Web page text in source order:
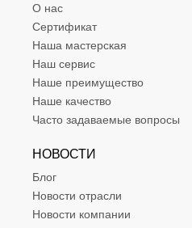
О нас
Сертификат
Наша мастерская
Наш сервис
Наше преимущество
Наше качество
Часто задаваемые вопросы
НОВОСТИ
Блог
Новости отрасли
Новости компании